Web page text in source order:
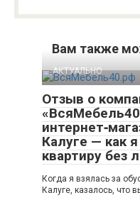
Вам также
АКТУАЛЬНО
Отзыв о
Калуге — как
квартиру без
Когда я взялась за
Калуге, казалось, что